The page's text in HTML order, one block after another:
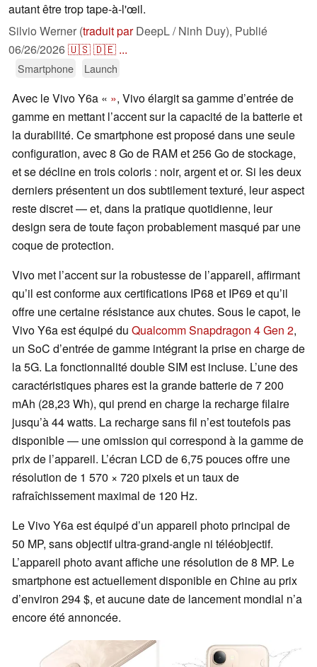
autant être trop tape-à-l'œil.
Silvio Werner (traduit parDeepL / Ninh Duy), Publié
06/26/2026🇺🇸🇩🇪 ...
Smartphone Launch
Avec le Vivo Y6a « », Vivo élargit sa gamme d’entrée de
gamme en mettant l’accent sur la capacité de la batterie et
la durabilité. Ce smartphone est proposé dans une seule
configuration, avec 8 Go de RAM et 256 Go de stockage,
et se décline en trois coloris : noir, argent et or. Si les deux
derniers présentent un dos subtilement texturé, leur aspect
reste discret — et, dans la pratique quotidienne, leur
design sera de toute façon probablement masqué par une
coque de protection.
Vivo met l’accent sur la robustesse de l’appareil, affirmant
qu’il est conforme aux certifications IP68 et IP69 et qu’il
offre une certaine résistance aux chutes. Sous le capot, le
Vivo Y6a est équipé du Qualcomm Snapdragon 4 Gen 2,
un SoC d’entrée de gamme intégrant la prise en charge de
la 5G. La fonctionnalité double SIM est incluse. L’une des
caractéristiques phares est la grande batterie de 7 200
mAh (28,23 Wh), qui prend en charge la recharge filaire
jusqu’à 44 watts. La recharge sans fil n’est toutefois pas
disponible — une omission qui correspond à la gamme de
prix de l’appareil. L’écran LCD de 6,75 pouces offre une
résolution de 1 570 × 720 pixels et un taux de
rafraîchissement maximal de 120 Hz.
Le Vivo Y6a est équipé d’un appareil photo principal de
50 MP, sans objectif ultra-grand-angle ni téléobjectif.
L’appareil photo avant affiche une résolution de 8 MP. Le
smartphone est actuellement disponible en Chine au prix
d’environ 294 $, et aucune date de lancement mondial n’a
encore été annoncée.